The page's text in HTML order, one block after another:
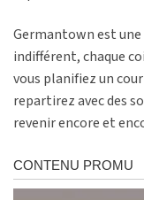
Germantown est
indifférent, chaque
vous planifiez un
repartirez avec des
revenir encore et